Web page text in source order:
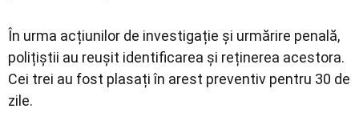
În urma acțiunilor de investigație și urmărire penală,
polițiștii au reușit identificarea și reținerea acestora.
Cei trei au fost plasați în arest preventiv pentru 30 de
zile.